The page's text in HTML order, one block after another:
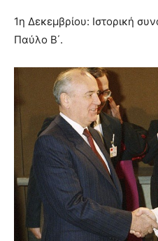
1η Δεκεμβρίου: Ιστορική
Παύλο Β΄.